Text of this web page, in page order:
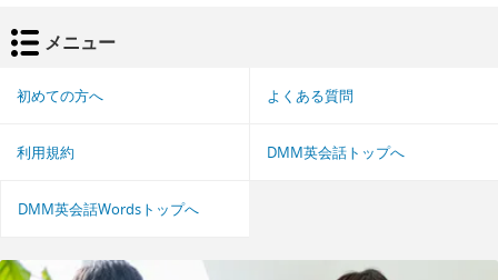
メニュー
初めての方へ よくある質問
利用規約 DMM英会話トップへ
DMM英会話Wordsトップへ